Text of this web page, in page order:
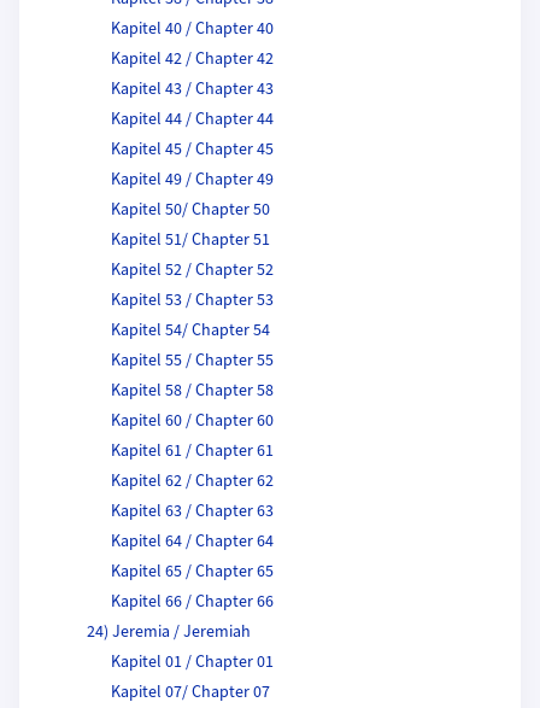
Kapitel 40 / Chapter 40
Kapitel 42 / Chapter 42
Kapitel 43 / Chapter 43
Kapitel 44 / Chapter 44
Kapitel 45 / Chapter 45
Kapitel 49 / Chapter 49
Kapitel 50/ Chapter 50
Kapitel 51/ Chapter 51
Kapitel 52 / Chapter 52
Kapitel 53 / Chapter 53
Kapitel 54/ Chapter 54
Kapitel 55 / Chapter 55
Kapitel 58 / Chapter 58
Kapitel 60 / Chapter 60
Kapitel 61 / Chapter 61
Kapitel 62 / Chapter 62
Kapitel 63 / Chapter 63
Kapitel 64 / Chapter 64
Kapitel 65 / Chapter 65
Kapitel 66 / Chapter 66
24) Jeremia / Jeremiah
Kapitel 01 / Chapter 01
Kapitel 07/ Chapter 07